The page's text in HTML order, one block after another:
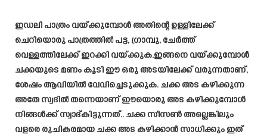
ഇഡലി പാത്രം വയ്ക്കുമ്പോൾ അതിന്റെ ഉള്ളിലേക്ക്
ചെറിയൊരു പാത്രത്തിൽ പട്ട, ഗ്രാമ്പു, ചേർത്ത്
വെള്ളത്തിലേക്ക് ഇറക്കി വയ്ക്കുക.ഇങ്ങനെ വയ്ക്കുമ്പോൾ
ചക്കയുടെ മണം കൂടി ഈ ഒരു അടയിലേക്ക് വരുന്നതാണ്,
ശേഷം ആവിയിൽ വേവിച്ചെടുക്കുക. ചക്ക അട കഴിക്കുന്ന
അതേ സ്വദിൽ തന്നെയാണ് ഈയൊരു അട കഴിക്കുമ്പോൾ
നിങ്ങൾക്ക് സ്വാദ്കിട്ടുന്നത്.. ചക്ക സീസൺ അല്ലെങ്കിലും
വളരെ രുചികരമായ ചക്ക അട കഴിക്കാൻ സാധിക്കും ഇത്